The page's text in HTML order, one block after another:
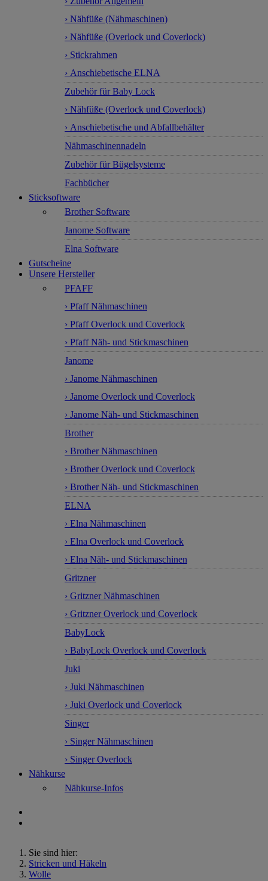
› Nähfüße (Nähmaschinen)
› Nähfüße (Overlock und Coverlock)
› Stickrahmen
› Anschiebetische ELNA
Zubehör für Baby Lock
› Nähfüße (Overlock und Coverlock)
› Anschiebetische und Abfallbehälter
Nähmaschinennadeln
Zubehör für Bügelsysteme
Fachbücher
Sticksoftware
Brother Software
Janome Software
Elna Software
Gutscheine
Unsere Hersteller
PFAFF
› Pfaff Nähmaschinen
› Pfaff Overlock und Coverlock
› Pfaff Näh- und Stickmaschinen
Janome
› Janome Nähmaschinen
› Janome Overlock und Coverlock
› Janome Näh- und Stickmaschinen
Brother
› Brother Nähmaschinen
› Brother Overlock und Coverlock
› Brother Näh- und Stickmaschinen
ELNA
› Elna Nähmaschinen
› Elna Overlock und Coverlock
› Elna Näh- und Stickmaschinen
Gritzner
› Gritzner Nähmaschinen
› Gritzner Overlock und Coverlock
BabyLock
› BabyLock Overlock und Coverlock
Juki
› Juki Nähmaschinen
› Juki Overlock und Coverlock
Singer
› Singer Nähmaschinen
› Singer Overlock
Nähkurse
Nähkurse-Infos
Sie sind hier:
Stricken und Häkeln
Wolle